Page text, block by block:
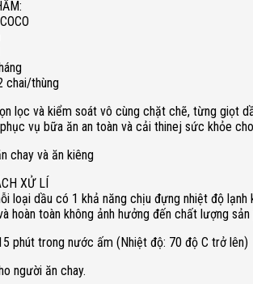
chai/thùng
lọc và kiểm soát vô cùng chặt chẽ, từng giọt
vụ bữa ăn an toàn và cải thinej sức khỏe
chay và ăn kiêng
XỬ LÍ
loại dầu có 1 khả năng chịu đựng nhiệt độ
hoàn toàn không ảnh hưởng đến chất lượng sản
phút trong nước ấm (Nhiệt độ: 70 độ C trở lên)
người ăn chay.